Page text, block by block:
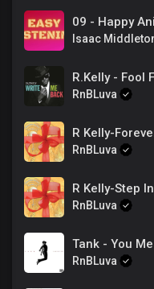
09 - Happy
Isaac
R.Kelly - Fool
RnBLuva
R Kelly-
RnBLuva
R Kelly-Step
RnBLuva
RnBLuva